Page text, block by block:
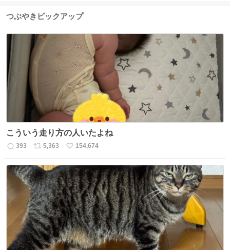
つぶやきピックアップ
こういう走り方の人いたよね
返
数
393
リ
ス
ト
数
5,363
い
ね
数
154,674